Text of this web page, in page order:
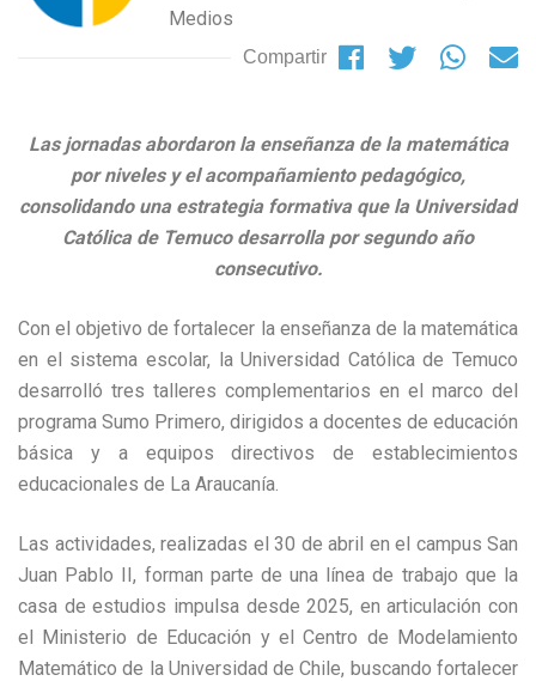
Medios
Compartir
Las jornadas abordaron la enseñanza de la matemática
por niveles y el acompañamiento pedagógico,
consolidando una estrategia formativa que la Universidad
Católica de Temuco desarrolla por segundo año
consecutivo.
Con el objetivo de fortalecer la enseñanza de la matemática
en el sistema escolar, la Universidad Católica de Temuco
desarrolló tres talleres complementarios en el marco del
programa Sumo Primero, dirigidos a docentes de educación
básica y a equipos directivos de establecimientos
educacionales de La Araucanía.
Las actividades, realizadas el 30 de abril en el campus San
Juan Pablo II, forman parte de una línea de trabajo que la
casa de estudios impulsa desde 2025, en articulación con
el Ministerio de Educación y el Centro de Modelamiento
Matemático de la Universidad de Chile, buscando fortalecer